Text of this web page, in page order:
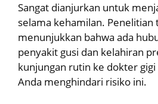
Sangat dianjurkan untuk
selama kehamilan. Penelitian
menunjukkan bahwa ada
penyakit gusi dan kelahiran
kunjungan rutin ke dokter
Anda menghindari risiko ini.